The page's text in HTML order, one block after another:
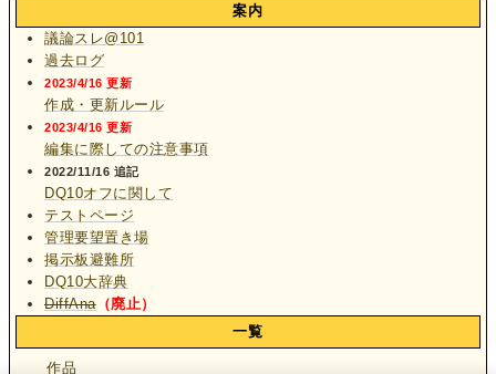
案内
議論スレ@101
過去ログ
2023/4/16 更新
作成・更新ルール
2023/4/16 更新
編集に際しての注意事項
2022/11/16 追記
DQ10オフに関して
テストページ
管理要望置き場
掲示板避難所
DQ10大辞典
DiffAna（廃止）
一覧
作品